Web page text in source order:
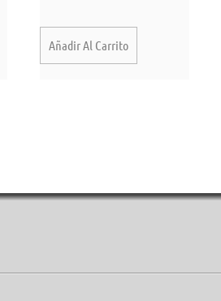
Añadir Al Carrito